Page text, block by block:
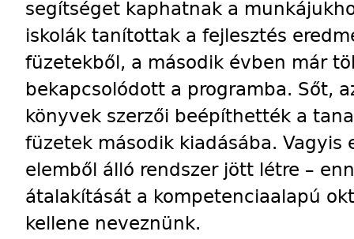
segítséget kaphatnak a
iskolák tanítottak a fejlesztés
füzetekből, a második évben már
bekapcsolódott a programba. Sőt,
könyvek szerzői beépíthették a
füzetek második kiadásába.
elemből álló rendszer jött létre –
átalakítását a kompetenciaalapú
kellene neveznünk.